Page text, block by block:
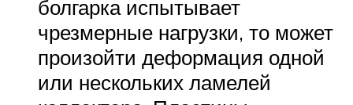
болгарка испытывает
чрезмерные нагрузки, то может
произойти деформация одной
или нескольких ламелей